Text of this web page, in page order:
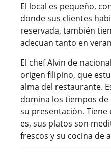
El local es pequeño,
donde sus clientes
reservada, también
adecuan tanto en
El chef Alvin de
origen filipino, que
alma del restaurante.
domina los tiempos
su presentación.
es, sus platos son
frescos y su cocina de